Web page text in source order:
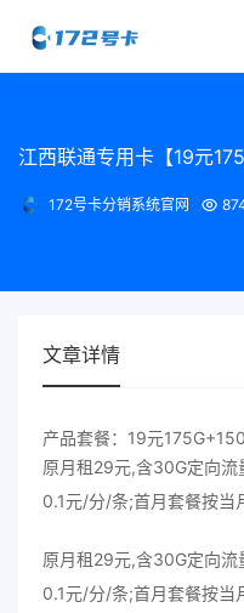
江西联通专用卡【19元
172号卡分销系统官网
文章详情
产品套餐：19元
原月租29元,含30G定向
0.1元/分/条;首月套餐按当
原月租29元,含30G定向
0.1元/分/条;首月套餐按当